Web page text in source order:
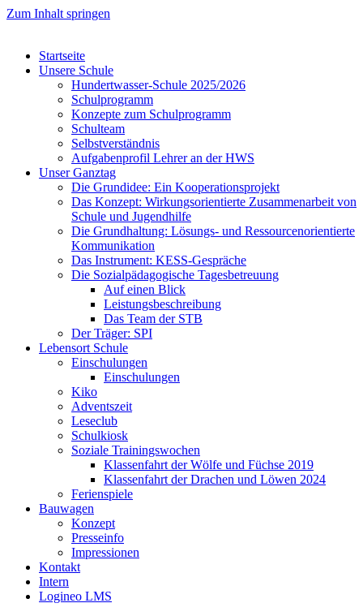
Zum Inhalt springen
Startseite
Unsere Schule
Hundertwasser-Schule 2025/2026
Schulprogramm
Konzepte zum Schulprogramm
Schulteam
Selbst­ver­ständ­nis
Aufgabenprofil Lehrer an der HWS
Unser Ganztag
Die Grundidee: Ein Kooperationsprojekt
Das Konzept: Wirkungsorientierte Zusammenarbeit von
Schule und Jugendhilfe
Die Grundhaltung: Lösungs- und Ressourcenorientierte
Kommunikation
Das Instrument: KESS-Gespräche
Die Sozialpädagogische Tagesbetreuung
Auf einen Blick
Leistungsbeschreibung
Das Team der STB
Der Träger: SPI
Lebensort Schule
Einschulungen
Einschulungen
Kiko
Adventszeit
Leseclub
Schulkiosk
Soziale Trainingswochen
Klassenfahrt der Wölfe und Füchse 2019
Klassenfahrt der Drachen und Löwen 2024
Ferienspiele
Bauwagen
Konzept
Presseinfo
Impressionen
Kontakt
Intern
Logineo LMS